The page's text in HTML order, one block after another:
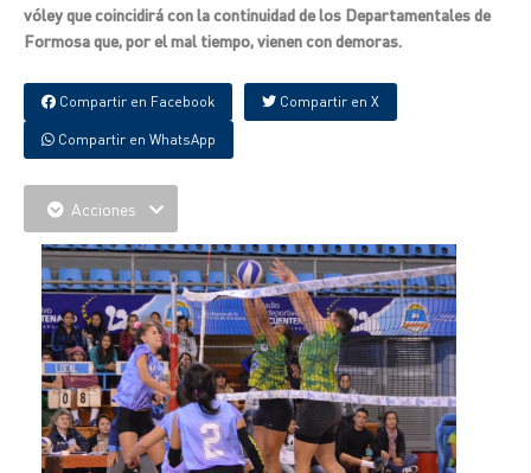
vóley que coincidirá con la continuidad de los Departamentales de
Formosa que, por el mal tiempo, vienen con demoras.
Compartir en Facebook Compartir en X
Compartir en WhatsApp
Acciones